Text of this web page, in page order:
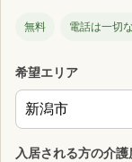
無料 電話は一切
希望エリア
入居される方の介護